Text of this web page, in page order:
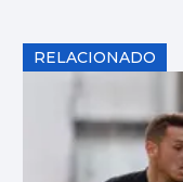
RELACIONADO